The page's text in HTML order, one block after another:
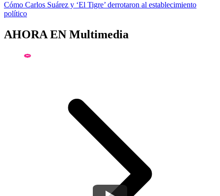
Cómo Carlos Suárez y ‘El Tigre’ derrotaron al establecimiento
político
AHORA EN Multimedia